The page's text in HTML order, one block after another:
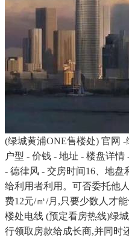
(绿城黄浦ONE售楼处) 官网
户型 - 价钱 - 地址 - 楼盘详
- 德律风 - 交房时间16、地
给利用者利用。可否委托他
费12元/㎡/月,只要少数人才
楼处电线 (预定看房热线)绿
行领取房款给成长商,并同时